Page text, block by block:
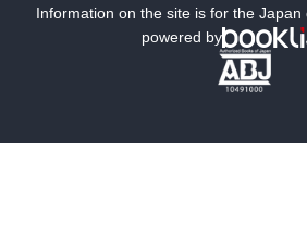
ミステリー SF
文学
Information on the site is for the
powered by